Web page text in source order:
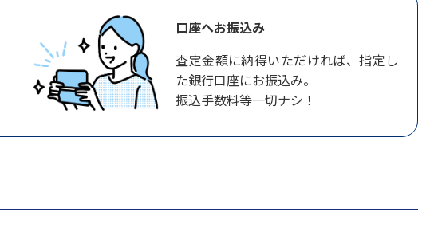
口座へお振込み
査定金額に納得いただければ、指定し
た銀行口座にお振込み。
振込手数料等一切ナシ！